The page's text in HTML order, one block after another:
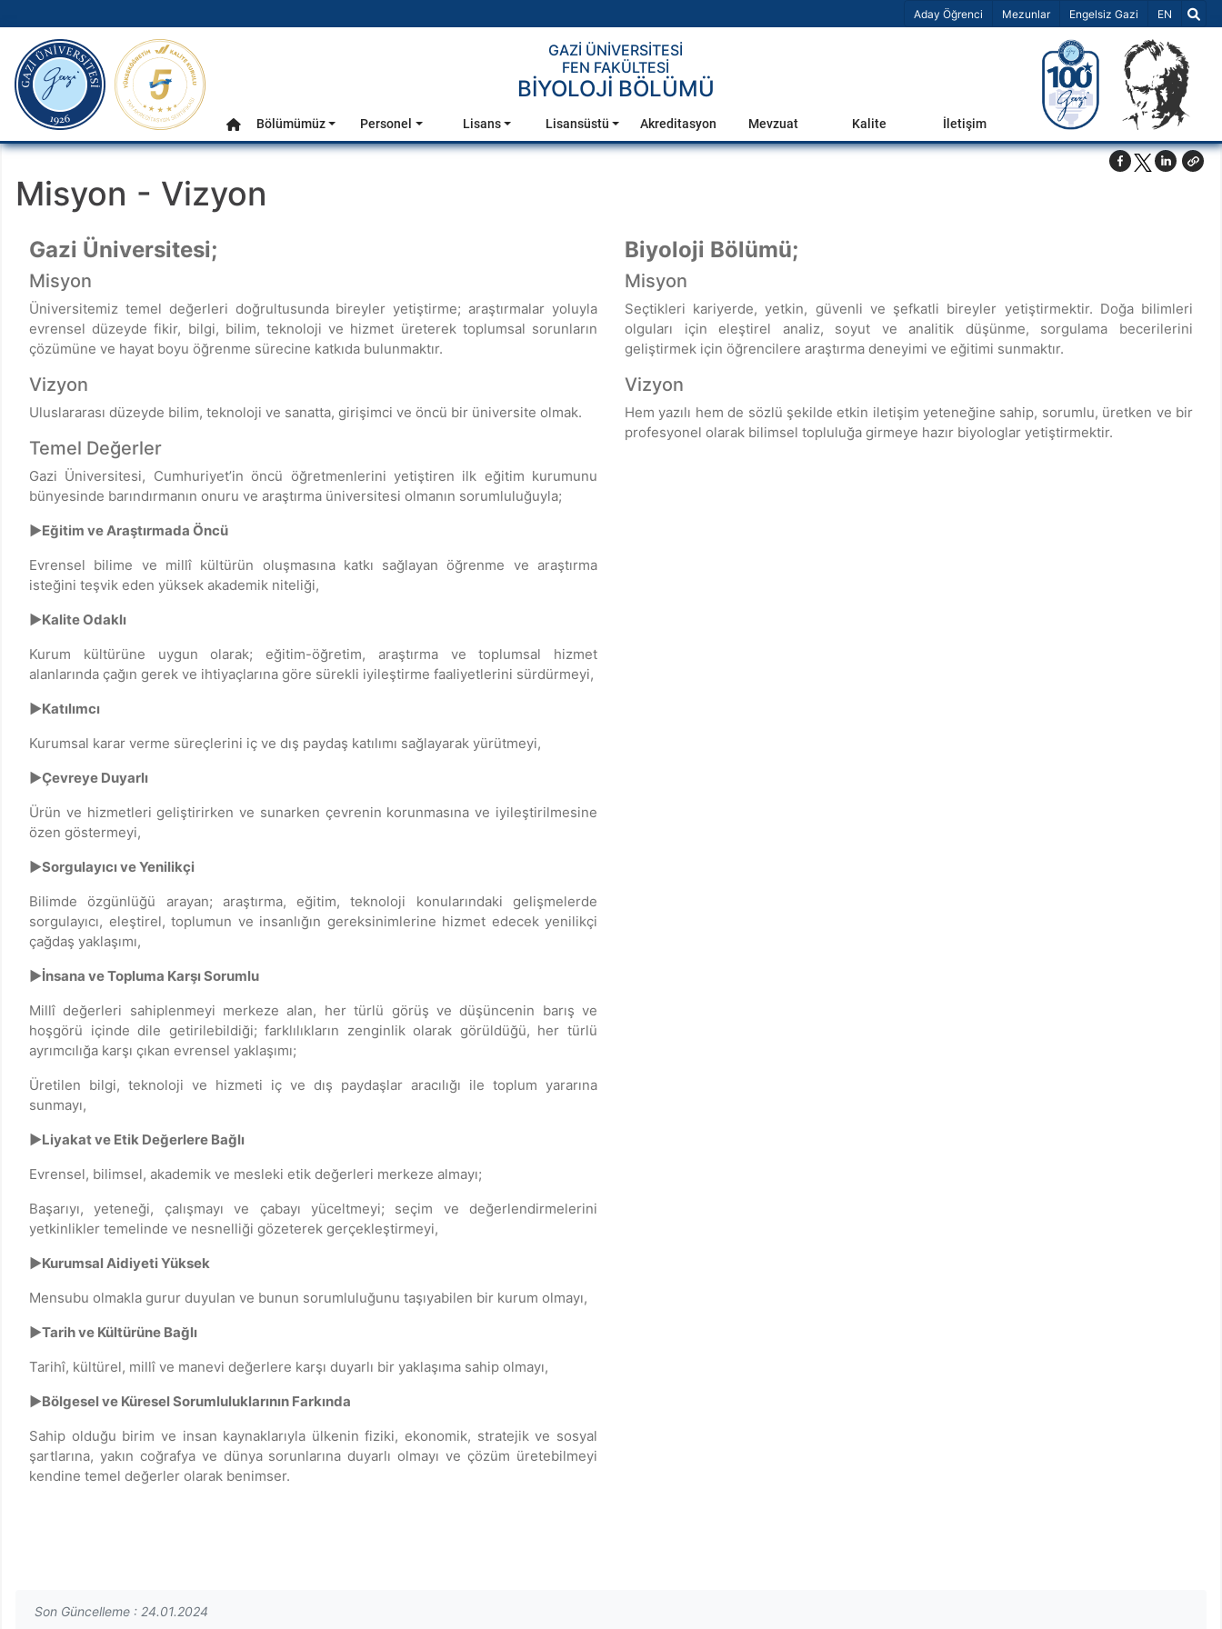
Aday Öğrenci Mezunlar Engelsiz Gazi Dil Seçiniz
EN
Ana Menü
gazi.edu.tr
GAZİ ÜNİVERSİTESİ
FEN FAKÜLTESİ
BİYOLOJİ BÖLÜMÜ
Anasayfa
Bölümümüz Personel Lisans Lisansüstü Akreditasyon Mevzuat Kalite İletişim
Misyon - Vizyon
Gazi Üniversitesi;
Misyon
Üniversitemiz temel değerleri doğrultusunda bireyler yetiştirme; araştırmalar yoluyla
evrensel düzeyde fikir, bilgi, bilim, teknoloji ve hizmet üreterek toplumsal sorunların
çözümüne ve hayat boyu öğrenme sürecine katkıda bulunmaktır.
Vizyon
Uluslararası düzeyde bilim, teknoloji ve sanatta, girişimci ve öncü bir üniversite olmak.
Temel Değerler
Gazi Üniversitesi, Cumhuriyet’in öncü öğretmenlerini yetiştiren ilk eğitim kurumunu
bünyesinde barındırmanın onuru ve araştırma üniversitesi olmanın sorumluluğuyla;
►Eğitim ve Araştırmada Öncü
Evrensel bilime ve millî kültürün oluşmasına katkı sağlayan öğrenme ve araştırma
isteğini teşvik eden yüksek akademik niteliği,
►Kalite Odaklı
Kurum kültürüne uygun olarak; eğitim-öğretim, araştırma ve toplumsal hizmet
alanlarında çağın gerek ve ihtiyaçlarına göre sürekli iyileştirme faaliyetlerini sürdürmeyi,
►Katılımcı
Kurumsal karar verme süreçlerini iç ve dış paydaş katılımı sağlayarak yürütmeyi,
►Çevreye Duyarlı
Ürün ve hizmetleri geliştirirken ve sunarken çevrenin korunmasına ve iyileştirilmesine
özen göstermeyi,
►Sorgulayıcı ve Yenilikçi
Bilimde özgünlüğü arayan; araştırma, eğitim, teknoloji konularındaki gelişmelerde
sorgulayıcı, eleştirel, toplumun ve insanlığın gereksinimlerine hizmet edecek yenilikçi
çağdaş yaklaşımı,
►İnsana ve Topluma Karşı Sorumlu
Millî değerleri sahiplenmeyi merkeze alan, her türlü görüş ve düşüncenin barış ve
hoşgörü içinde dile getirilebildiği; farklılıkların zenginlik olarak görüldüğü, her türlü
ayrımcılığa karşı çıkan evrensel yaklaşımı;
Üretilen bilgi, teknoloji ve hizmeti iç ve dış paydaşlar aracılığı ile toplum yararına
sunmayı,
►Liyakat ve Etik Değerlere Bağlı
Evrensel, bilimsel, akademik ve mesleki etik değerleri merkeze almayı;
Başarıyı, yeteneği, çalışmayı ve çabayı yüceltmeyi; seçim ve değerlendirmelerini
yetkinlikler temelinde ve nesnelliği gözeterek gerçekleştirmeyi,
►Kurumsal Aidiyeti Yüksek
Mensubu olmakla gurur duyulan ve bunun sorumluluğunu taşıyabilen bir kurum olmayı,
►Tarih ve Kültürüne Bağlı
Tarihî, kültürel, millî ve manevi değerlere karşı duyarlı bir yaklaşıma sahip olmayı,
►Bölgesel ve Küresel Sorumluluklarının Farkında
Sahip olduğu birim ve insan kaynaklarıyla ülkenin fiziki, ekonomik, stratejik ve sosyal
şartlarına, yakın coğrafya ve dünya sorunlarına duyarlı olmayı ve çözüm üretebilmeyi
kendine temel değerler olarak benimser.
Biyoloji Bölümü;
Misyon
Seçtikleri kariyerde, yetkin, güvenli ve şefkatli bireyler yetiştirmektir. Doğa bilimleri
olguları için eleştirel analiz, soyut ve analitik düşünme, sorgulama becerilerini
geliştirmek için öğrencilere araştırma deneyimi ve eğitimi sunmaktır.
Vizyon
Hem yazılı hem de sözlü şekilde etkin iletişim yeteneğine sahip, sorumlu, üretken ve bir
profesyonel olarak bilimsel topluluğa girmeye hazır biyologlar yetiştirmektir.
Son Güncelleme : 24.01.2024